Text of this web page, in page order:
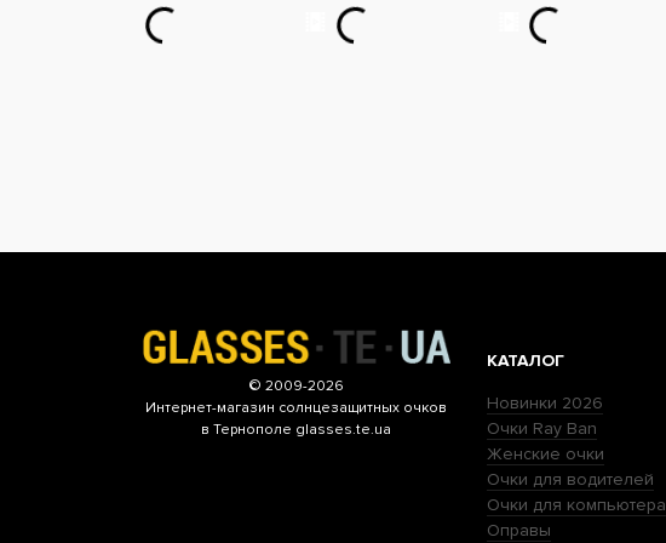
© 2009-2026
Интернет-магазин солнцезащитных очков
в Тернополе glasses.te.ua
КАТАЛОГ
Новинки 2026
Очки Ray Ban
Женские очки
Очки для водителей
Очки для компьютера
Оправы